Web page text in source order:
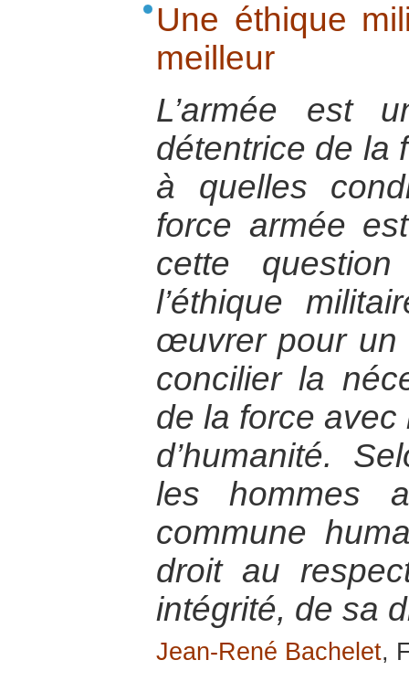
Une éthique
meilleur
L’armée est
détentrice de la
à quelles
force armée
cette
l’éthique
œuvrer pour un
concilier la
de la force avec
d’humanité.
les hommes
commune
droit au
intégrité, de sa
Jean-René Bachelet,